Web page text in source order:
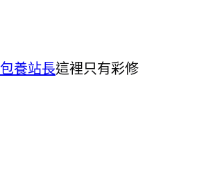
包養站長這裡只有彩修